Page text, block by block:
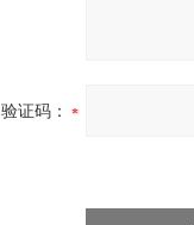
验证码：